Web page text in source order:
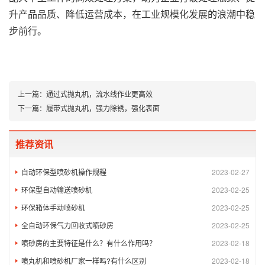
升产品品质、降低运营成本，在工业规模化发展的浪潮中稳
步前行。
上一篇： 通过式抛丸机，流水线作业更高效
下一篇： 履带式抛丸机，强力除锈，强化表面
推荐资讯
2023-02-27
自动环保型喷砂机操作规程
2023-02-25
环保型自动输送喷砂机
2023-02-25
环保箱体手动喷砂机
2023-02-25
全自动环保气力回收式喷砂房
2023-02-18
喷砂房的主要特征是什么？有什么作用吗？
2023-02-18
喷丸机和喷砂机厂家一样吗?有什么区别